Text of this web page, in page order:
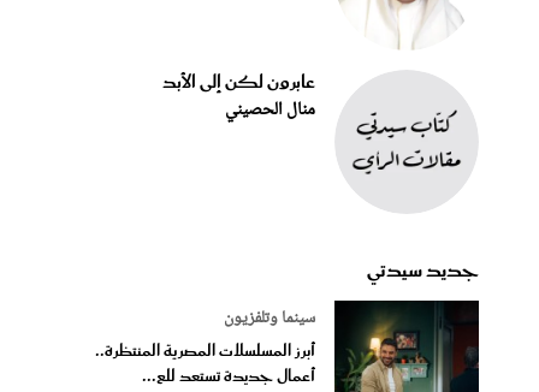
عابرون لكن إلى الأبد
منال الحصيني
جديد سيدتي
سينما وتلفزيون
أبرز المسلسلات المصرية المنتظرة..
أعمال جديدة تستعد للع...